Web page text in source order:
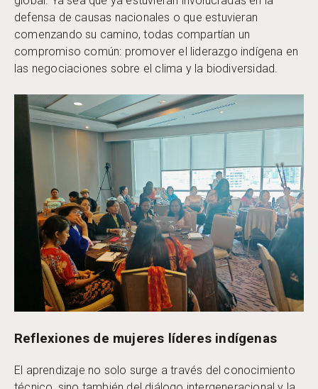
defensa de causas nacionales o que estuvieran
comenzando su camino, todas compartían un
compromiso común: promover el liderazgo indígena en
las negociaciones sobre el clima y la biodiversidad.
Reflexiones de mujeres líderes indígenas
El aprendizaje no solo surge a través del conocimiento